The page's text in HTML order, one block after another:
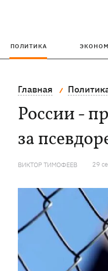
ПОЛИТИКА
Главная
России -
за
ВИКТОР ТИМОФЕЕВ 29